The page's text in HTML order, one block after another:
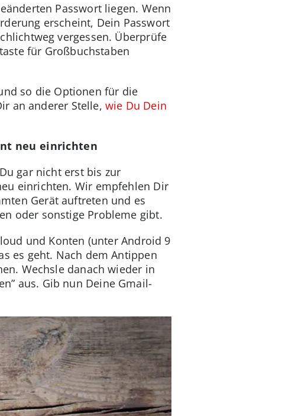
Passwort liegen. Wenn
erscheint, Dein Passwort
vergessen. Überprüfe
für Großbuchstaben
so die Optionen für die
an anderer Stelle, wie Du Dein
neu einrichten
gar nicht erst bis zur
einrichten. Wir empfehlen Dir
Gerät auftreten und es
oder sonstige Probleme gibt.
und Konten (unter Android 9
es geht. Nach dem Antippen
Wechsle danach wieder in
aus. Gib nun Deine Gmail-